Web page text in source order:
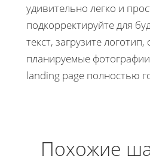
удивительно легко и
подкорректируйте для
текст, загрузите
планируемые
landing page полностью
Похожие